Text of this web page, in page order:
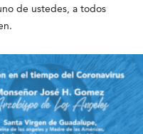
de ustedes, a todos